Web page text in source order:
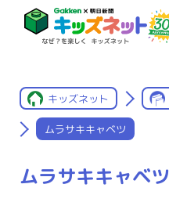
キッズネット
ムラサキキャベツ
ムラサキキャベツ